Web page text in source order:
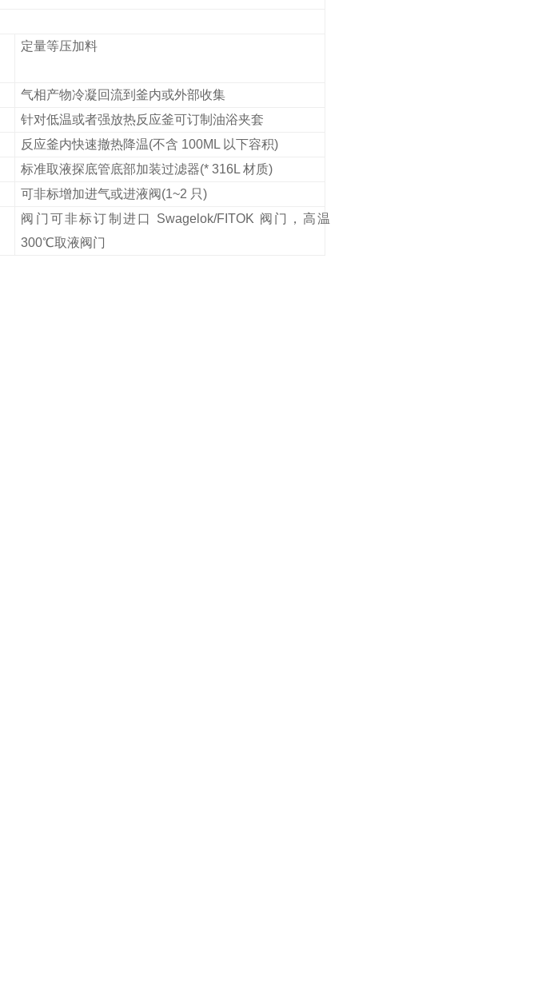
定量等压加料
气相产物冷凝回流到釜内或外部收集
针对低温或者强放热反应釜可订制油浴夹套
反应釜内快速撤热降温(不含 100ML 以下容积)
标准取液探底管底部加装过滤器(* 316L 材质)
可非标增加进气或进液阀(1~2 只)
阀门可非标订制进口 Swagelok/FITOK 阀门，高温
300℃取液阀门